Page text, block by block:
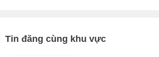
Tin đăng cùng khu vực